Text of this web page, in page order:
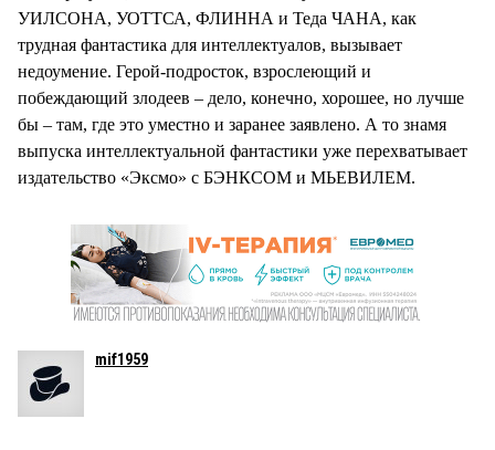
УИЛСОНА, УОТТСА, ФЛИННА и Теда ЧАНА, как
трудная фантастика для интеллектуалов, вызывает
недоумение. Герой-подросток, взрослеющий и
побеждающий злодеев – дело, конечно, хорошее, но лучше
бы – там, где это уместно и заранее заявлено. А то знамя
выпуска интеллектуальной фантастики уже перехватывает
издательство «Эксмо» с БЭНКСОМ и МЬЕВИЛЕМ.
mif1959